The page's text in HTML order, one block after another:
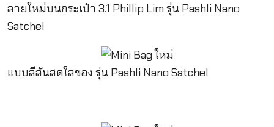
ลายใหม่บนกระเป๋า 3.1 Phillip Lim รุ่น Pashli Nano
Satchel
แบบสีสันสดใสของ รุ่น Pashli Nano Satchel